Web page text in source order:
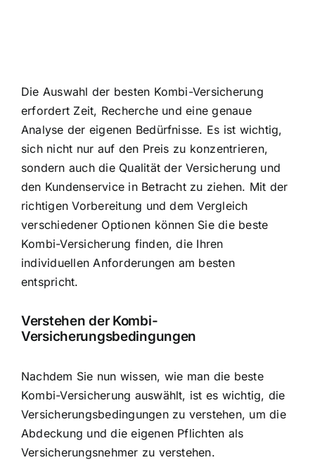
Die Auswahl der besten Kombi-Versicherung
erfordert Zeit, Recherche und eine genaue
Analyse der eigenen Bedürfnisse. Es ist wichtig,
sich nicht nur auf den Preis zu konzentrieren,
sondern auch die Qualität der Versicherung und
den Kundenservice in Betracht zu ziehen. Mit der
richtigen Vorbereitung und dem Vergleich
verschiedener Optionen können Sie die beste
Kombi-Versicherung finden, die Ihren
individuellen Anforderungen am besten
entspricht.
Verstehen der Kombi-
Versicherungsbedingungen
Nachdem Sie nun wissen, wie man die beste
Kombi-Versicherung auswählt, ist es wichtig, die
Versicherungsbedingungen zu verstehen, um die
Abdeckung und die eigenen Pflichten als
Versicherungsnehmer zu verstehen.